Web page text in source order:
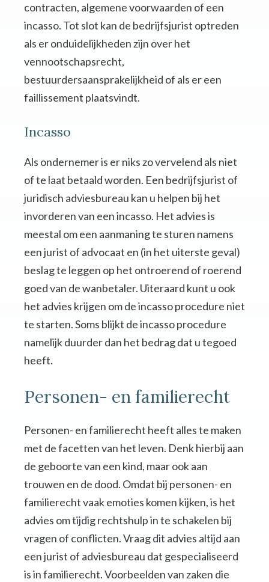
contracten, algemene voorwaarden of een
incasso. Tot slot kan de bedrijfsjurist optreden
als er onduidelijkheden zijn over het
vennootschapsrecht,
bestuurdersaansprakelijkheid of als er een
faillissement plaatsvindt.
Incasso
Als ondernemer is er niks zo vervelend als niet
of te laat betaald worden. Een bedrijfsjurist of
juridisch adviesbureau kan u helpen bij het
invorderen van een incasso. Het advies is
meestal om een aanmaning te sturen namens
een jurist of advocaat en (in het uiterste geval)
beslag te leggen op het ontroerend of roerend
goed van de wanbetaler. Uiteraard kunt u ook
het advies krijgen om de incasso procedure niet
te starten. Soms blijkt de incasso procedure
namelijk duurder dan het bedrag dat u tegoed
heeft.
Personen- en familierecht
Personen- en familierecht heeft alles te maken
met de facetten van het leven. Denk hierbij aan
de geboorte van een kind, maar ook aan
trouwen en de dood. Omdat bij personen- en
familierecht vaak emoties komen kijken, is het
advies om tijdig rechtshulp in te schakelen bij
vragen of conflicten. Vraag dit advies altijd aan
een jurist of adviesbureau dat gespecialiseerd
is in familierecht. Voorbeelden van zaken die